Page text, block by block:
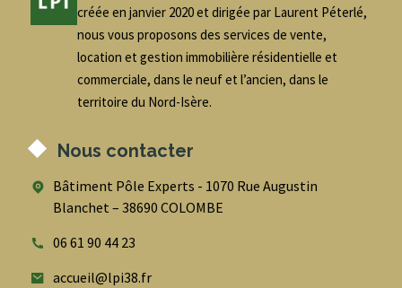
créée en janvier 2020 et dirigée par Laurent Péterlé,
nous vous proposons des services de vente,
location et gestion immobilière résidentielle et
commerciale, dans le neuf et l’ancien, dans le
territoire du Nord-Isère.
Nous contacter
Bâtiment Pôle Experts - 1070 Rue Augustin
Blanchet – 38690 COLOMBE
06 61 90 44 23
accueil@lpi38.fr